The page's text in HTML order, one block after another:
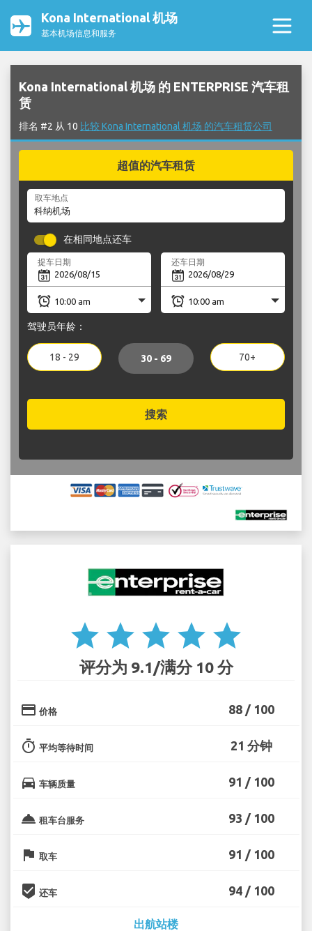
Kona International 机场
基本机场信息和服务
Kona International 机场 的 ENTERPRISE 汽车租
赁
排名 #2 从 10 比较 Kona International 机场 的汽车租赁公司
超值的汽车租赁
取车地点
在相同地点还车
提车日期 还车日期
驾驶员年龄：
18 - 29 30 - 69 70+
搜索
star star star star star
评分为 9.1/满分 10 分
credit_card 价格 88 / 100
timer 平均等待时间 21 分钟
directions_car 车辆质量 91 / 100
room_service 租车台服务 93 / 100
flag 取车 91 / 100
beenhere 还车 94 / 100
出航站楼